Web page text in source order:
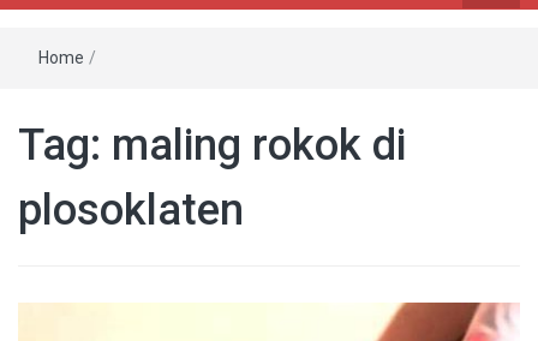
Home /
Tag: maling rokok di
plosoklaten